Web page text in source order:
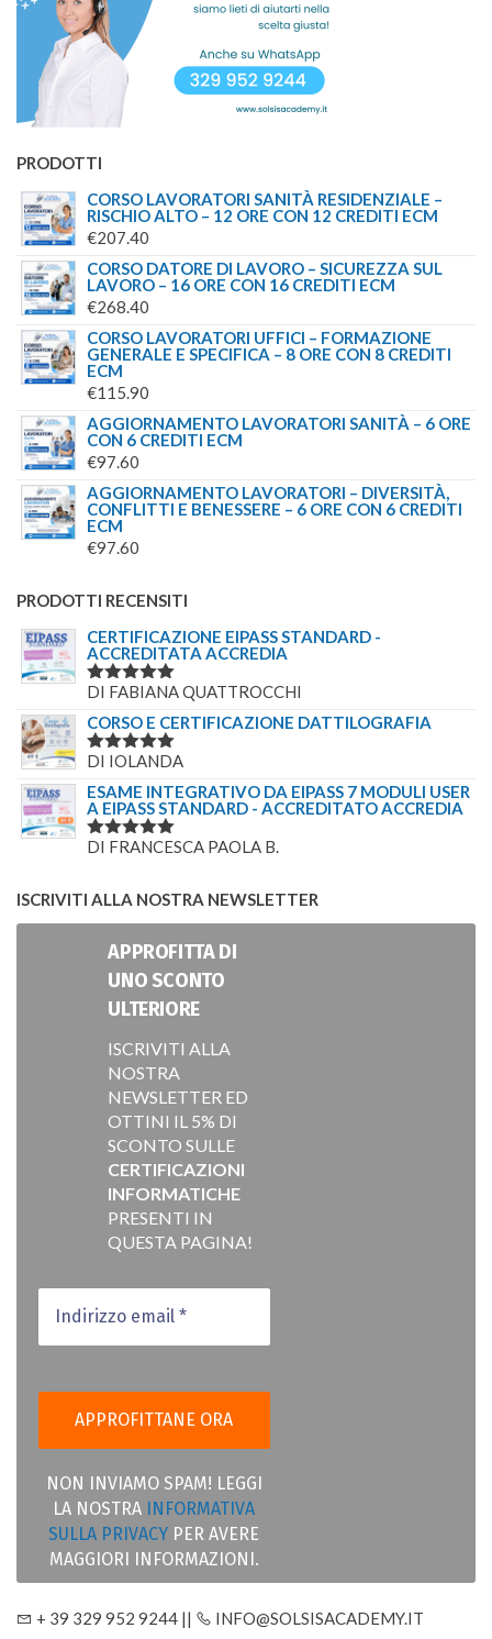
PRODOTTI
CORSO LAVORATORI SANITÀ RESIDENZIALE –
RISCHIO ALTO – 12 ORE CON 12 CREDITI ECM
€207.40
CORSO DATORE DI LAVORO – SICUREZZA SUL
LAVORO – 16 ORE CON 16 CREDITI ECM
€268.40
CORSO LAVORATORI UFFICI – FORMAZIONE
GENERALE E SPECIFICA – 8 ORE CON 8 CREDITI
ECM
€115.90
AGGIORNAMENTO LAVORATORI SANITÀ – 6 ORE
CON 6 CREDITI ECM
€97.60
AGGIORNAMENTO LAVORATORI – DIVERSITÀ,
CONFLITTI E BENESSERE – 6 ORE CON 6 CREDITI
ECM
€97.60
PRODOTTI RECENSITI
CERTIFICAZIONE EIPASS STANDARD -
ACCREDITATA ACCREDIA
VALUTATO
DI FABIANA QUATTROCCHI
CORSO E CERTIFICAZIONE DATTILOGRAFIA
VALUTATO
DI IOLANDA
ESAME INTEGRATIVO DA EIPASS 7 MODULI USER
A EIPASS STANDARD - ACCREDITATO ACCREDIA
VALUTATO
DI FRANCESCA PAOLA B.
ISCRIVITI ALLA NOSTRA NEWSLETTER
APPROFITTA DI
UNO SCONTO
ULTERIORE
ISCRIVITI ALLA
NOSTRA
NEWSLETTER ED
OTTINI IL 5% DI
SCONTO SULLE
CERTIFICAZIONI
INFORMATICHE
PRESENTI IN
QUESTA PAGINA!
NON INVIAMO SPAM! LEGGI
LA NOSTRA
INFORMATIVA
SULLA PRIVACY PER AVERE
MAGGIORI INFORMAZIONI.
+ 39 329 952 9244 || INFO@SOLSISACADEMY.IT